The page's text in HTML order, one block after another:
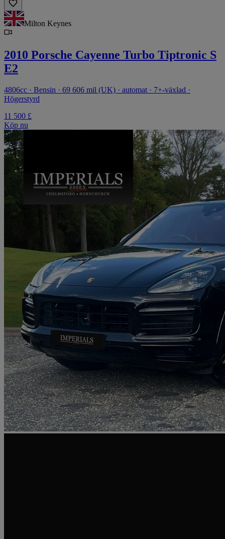
Milton Keynes
2010 Porsche Cayenne Turbo Tiptronic S
E2
4806cc · Bensin · 69 606 mil (UK) · automat · 7+-växlad ·
Högerstyrd
11 500 £
Köp nu